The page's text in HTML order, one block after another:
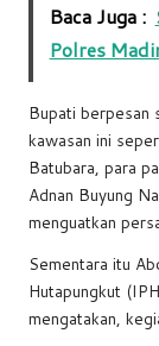
Baca Juga :
Polres
Bupati berpesan
kawasan ini
Batubara, para
Adnan Buyung
menguatkan
Sementara itu
Hutapungkut
mengatakan,